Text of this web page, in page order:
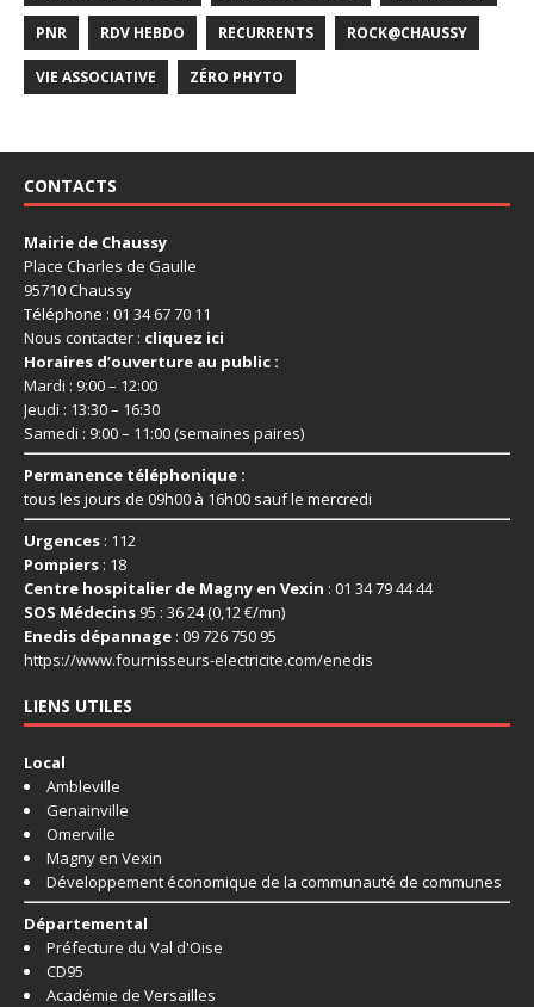
PNR RDV HEBDO RECURRENTS ROCK@CHAUSSY
VIE ASSOCIATIVE ZÉRO PHYTO
CONTACTS
Mairie de Chaussy
Place Charles de Gaulle
95710 Chaussy
Téléphone : 01 34 67 70 11
Nous contacter : cliquez ici
Horaires d’ouverture au public :
Mardi : 9:00 – 12:00
Jeudi : 13:30 – 16:30
Samedi : 9:00 – 11:00 (semaines paires)
Permanence téléphonique :
tous les jours de 09h00 à 16h00 sauf le mercredi
Urgences : 112
Pompiers : 18
Centre hospitalier de Magny en Vexin : 01 34 79 44 44
SOS Médecins 95 : 36 24 (0,12 €/mn)
Enedis dépannage : 09 726 750 95
https://www.fournisseurs-electricite.com/enedis
LIENS UTILES
Local
Ambleville
Genainville
Omerville
Magny en Vexin
Développement économique de la communauté de communes
Départemental
Préfecture du Val d'Oise
CD95
Académie de Versailles